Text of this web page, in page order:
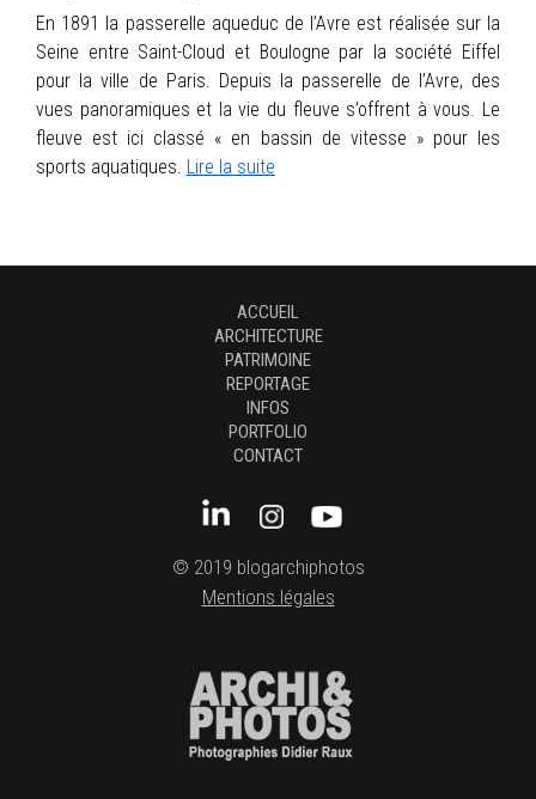
En 1891 la passerelle aqueduc de l’Avre est réalisée sur la
Seine entre Saint-Cloud et Boulogne par la société Eiffel
pour la ville de Paris. Depuis la passerelle de l’Avre, des
vues panoramiques et la vie du fleuve s’offrent à vous. Le
fleuve est ici classé « en bassin de vitesse » pour les
sports aquatiques. Lire la suite
ACCUEIL
ARCHITECTURE
PATRIMOINE
REPORTAGE
INFOS
PORTFOLIO
CONTACT
© 2019 blogarchiphotos
Mentions légales